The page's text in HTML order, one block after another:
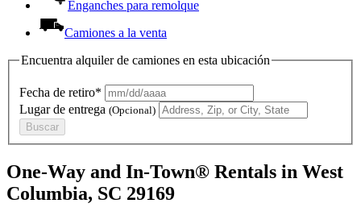
Enganches para remolque
Camiones a la venta
Encuentra alquiler de camiones en esta ubicación
Fecha de retiro*
Lugar de entrega (Opcional)
Buscar
One-Way and In-Town® Rentals in West
Columbia, SC 29169